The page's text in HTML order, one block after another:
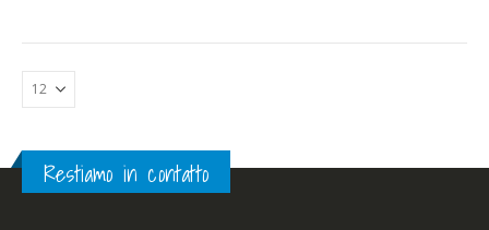
Restiamo in contatto